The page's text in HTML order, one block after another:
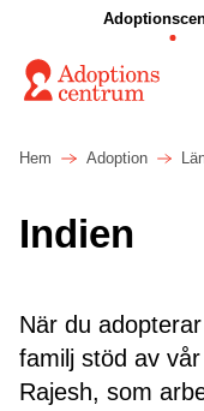
Hem Adoption
Indien
När du
familj stöd av
Rajesh, som